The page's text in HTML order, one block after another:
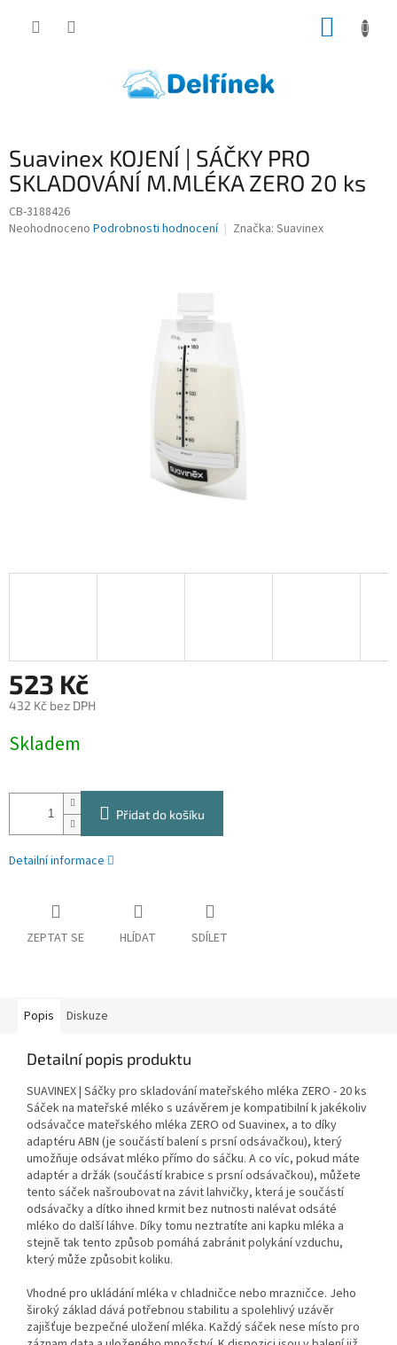
Suavinex KOJENÍ | SÁČKY PRO
SKLADOVÁNÍ M.MLÉKA ZERO 20 ks
CB-3188426
Průměrné
Neohodnoceno Podrobnosti hodnocení Značka: Suavinex
523 Kč
432 Kč bez DPH
cena:
Skladem
Přidat do košíku
Detailní informace
ZEPTAT SE HLÍDAT SDÍLET
Popis Diskuze
Detailní popis produktu
SUAVINEX | Sáčky pro skladování mateřského mléka ZERO - 20 ks
Sáček na mateřské mléko s uzávěrem je kompatibilní k jakékoliv
odsávačce mateřského mléka ZERO od Suavinex, a to díky
adaptéru ABN (je součástí balení s prsní odsávačkou), který
umožňuje odsávat mléko přímo do sáčku. A co víc, pokud máte
adaptér a držák (součástí krabice s prsní odsávačkou), můžete
tento sáček našroubovat na závit lahvičky, která je součástí
odsávačky a dítko ihned krmit bez nutnosti nalévat odsáté
mléko do další láhve. Díky tomu neztratíte ani kapku mléka a
stejně tak tento způsob pomáhá zabránit polykání vzduchu,
který může způsobit koliku.
Vhodné pro ukládání mléka v chladničce nebo mrazničce. Jeho
široký základ dává potřebnou stabilitu a spolehlivý uzávěr
zajišťuje bezpečné uložení mléka. Každý sáček nese místo pro